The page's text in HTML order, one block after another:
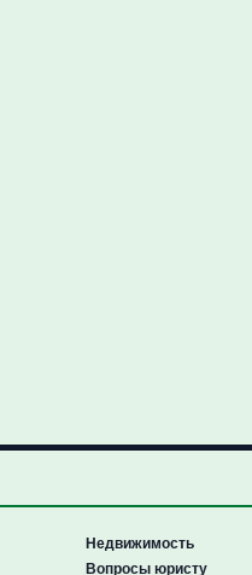
Недвижимость
Вопросы юристу